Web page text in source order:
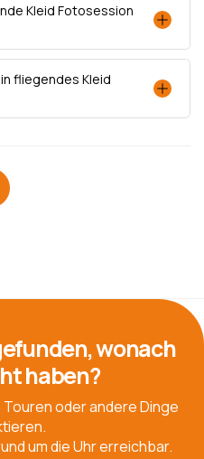
Kleid Fotosession
fliegendes Kleid
wonach
haben?
oder andere Dinge
um die Uhr erreichbar.